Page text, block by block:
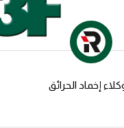
إخماد الحرائق